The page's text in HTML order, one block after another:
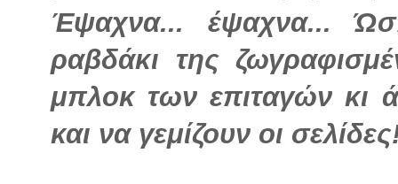
Έψαχνα... έψαχνα...
ραβδάκι της
μπλοκ των επιταγών κι
και να γεμίζουν οι